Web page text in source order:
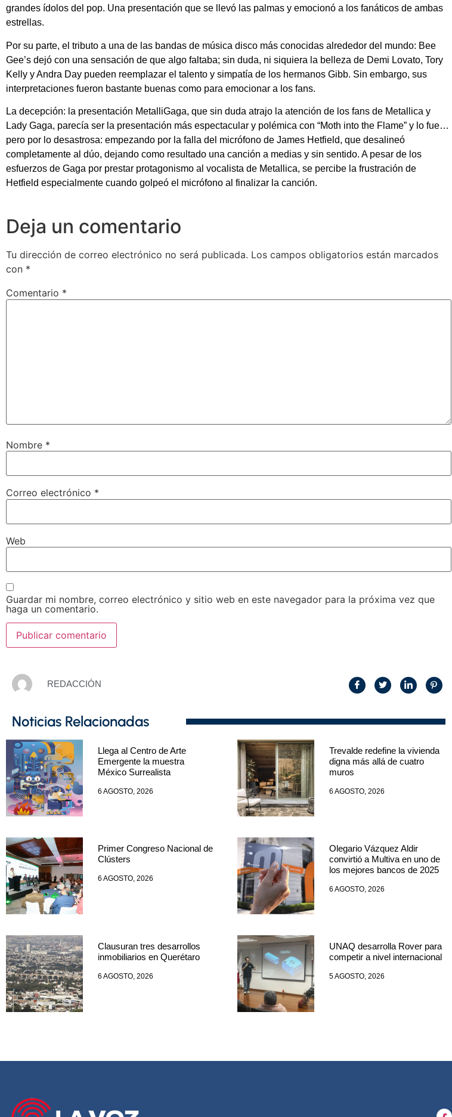
grandes ídolos del pop. Una presentación que se llevó las palmas y emocionó a los fanáticos de ambas
estrellas.
Por su parte, el tributo a una de las bandas de música disco más conocidas alrededor del mundo: Bee
Gee’s dejó con una sensación de que algo faltaba; sin duda, ni siquiera la belleza de Demi Lovato, Tory
Kelly y Andra Day pueden reemplazar el talento y simpatía de los hermanos Gibb. Sin embargo, sus
interpretaciones fueron bastante buenas como para emocionar a los fans.
La decepción: la presentación MetalliGaga, que sin duda atrajo la atención de los fans de Metallica y
Lady Gaga, parecía ser la presentación más espectacular y polémica con “Moth into the Flame” y lo fue…
pero por lo desastrosa: empezando por la falla del micrófono de James Hetfield, que desalineó
completamente al dúo, dejando como resultado una canción a medias y sin sentido. A pesar de los
esfuerzos de Gaga por prestar protagonismo al vocalista de Metallica, se percibe la frustración de
Hetfield especialmente cuando golpeó el micrófono al finalizar la canción.
Deja un comentario
Tu dirección de correo electrónico no será publicada. Los campos obligatorios están marcados
con *
Comentario *
Nombre *
Correo electrónico *
Web
Guardar mi nombre, correo electrónico y sitio web en este navegador para la próxima vez que
haga un comentario.
REDACCIÓN
Noticias Relacionadas
Llega al Centro de Arte
Emergente la muestra
México Surrealista
6 AGOSTO, 2026
Trevalde redefine la vivienda
digna más allá de cuatro
muros
6 AGOSTO, 2026
Primer Congreso Nacional de
Clústers
6 AGOSTO, 2026
Olegario Vázquez Aldir
convirtió a Multiva en uno de
los mejores bancos de 2025
6 AGOSTO, 2026
Clausuran tres desarrollos
inmobiliarios en Querétaro
6 AGOSTO, 2026
UNAQ desarrolla Rover para
competir a nivel internacional
5 AGOSTO, 2026